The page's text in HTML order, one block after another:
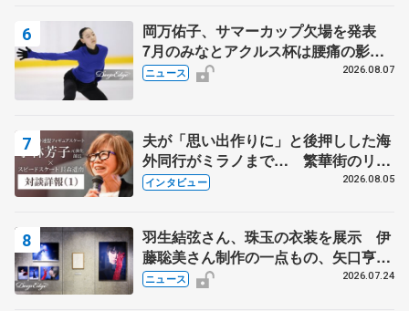
岡万佑子、サマーカップ欠場を発表
7月のみなとアクルス杯は腰痛の影響
で
ニュース 2026.08.07
夫が「思い出作りに」と後押しした海
外同行がミラノまで… 繁華街のリン
クでは不良のお兄さんも味方に 小林
インタビュー 2026.08.05
羽生結弦さん、珠玉の衣装を展示 伊
藤聡美さん制作の一点もの、矢口亨さ
んが撮影
ニュース 2026.07.24